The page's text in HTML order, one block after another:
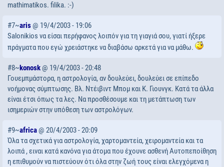
mathimatikos. filika. :-)
#7~aris@ 19/4/2003 - 19:06
Salonikios να είσαι περήφανος λοιπόν για τη γιαγιά σου, γιατί ήξερε
πράγματα που εγώ χρειάστηκε να διαβάσω αρκετά για να μάθω.
#8~konosk @ 19/4/2003 - 20:48
Γουεμπμάστορα, η αστρολογία, αν δουλεύει, δουλεύει σε επίπεδο
νοήμονας σύμπτωσης. Βλ. Ντέιβιντ Μπομ και Κ. Γιουνγκ. Κατά τα άλλα
είναι έτσι όπως τα λες. Να προσθέσουμε και τη μετάπτωση των
ισημεριών στην υπόθεση των αστρολόγων.
#9~africa@ 20/4/2003 - 20:09
Όλα τα σχετικά για αστρολογία, χαρτομαντεία, χειρομαντεία και τα
λοιπά , ειναι κατά κανόνα για άτομα που έχουνε ασθενή Αυτοπεποίθηση
η επιθυμούν να πιστεύουν ότι όλα στην ζωή τους είναι ελεγχόμενα η